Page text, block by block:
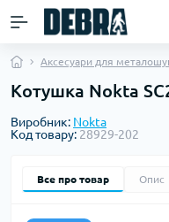
Аксесуари для
Котушка Nokta
Виробник: Nokta
Код товару: 28929-202
Все про товар Опис